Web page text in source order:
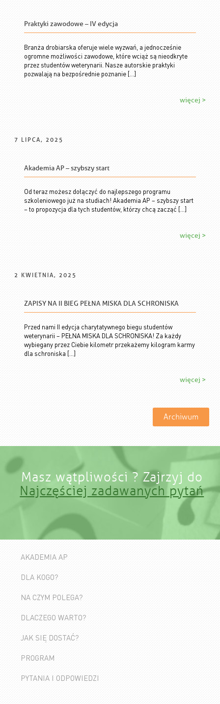
Praktyki zawodowe – IV edycja
Branża drobiarska oferuje wiele wyzwań, a jednocześnie
ogromne możliwości zawodowe, które wciąż są nieodkryte
przez studentów weterynarii. Nasze autorskie praktyki
pozwalają na bezpośrednie poznanie […]
więcej >
7 LIPCA, 2025
Akademia AP – szybszy start
Od teraz możesz dołączyć do najlepszego programu
szkoleniowego już na studiach! Akademia AP – szybszy start
– to propozycja dla tych studentów, którzy chcą zacząć […]
więcej >
2 KWIETNIA, 2025
ZAPISY NA II BIEG PEŁNA MISKA DLA SCHRONISKA
Przed nami II edycja charytatywnego biegu studentów
weterynarii – PEŁNA MISKA DLA SCHRONISKA! Za każdy
wybiegany przez Ciebie kilometr przekażemy kilogram karmy
dla schroniska […]
więcej >
Archiwum
Masz wątpliwości ? Zajrzyj do
Najczęściej zadawanych pytań
AKADEMIA AP
DLA KOGO?
NA CZYM POLEGA?
DLACZEGO WARTO?
JAK SIĘ DOSTAĆ?
PROGRAM
PYTANIA I ODPOWIEDZI